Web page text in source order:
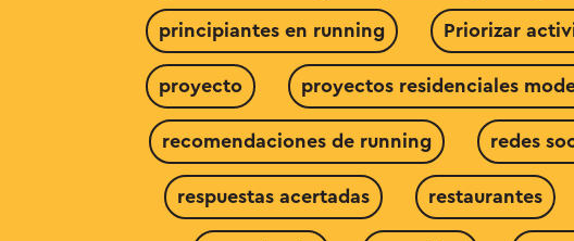
principiantes en running Priorizar
proyecto proyectos residenciales
recomendaciones de running redes
respuestas acertadas restaurantes